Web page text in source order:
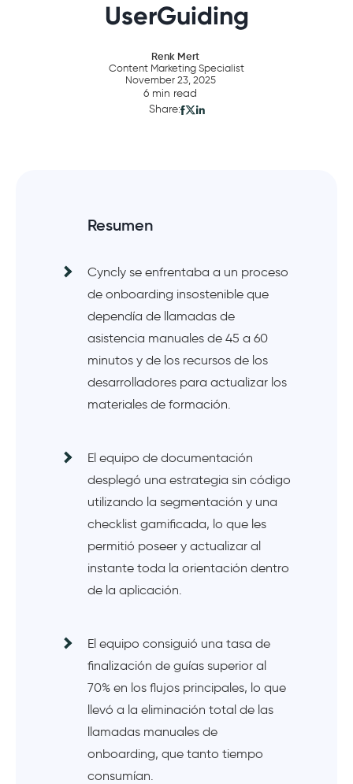
UserGuiding
Renk Mert
Content Marketing Specialist
November 23, 2025
6 min read
Share:
Resumen
Cyncly se enfrentaba a un proceso
de onboarding insostenible que
dependía de llamadas de
asistencia manuales de 45 a 60
minutos y de los recursos de los
desarrolladores para actualizar los
materiales de formación.
El equipo de documentación
desplegó una estrategia sin código
utilizando la segmentación y una
checklist gamificada, lo que les
permitió poseer y actualizar al
instante toda la orientación dentro
de la aplicación.
El equipo consiguió una tasa de
finalización de guías superior al
70% en los flujos principales, lo que
llevó a la eliminación total de las
llamadas manuales de
onboarding, que tanto tiempo
consumían.